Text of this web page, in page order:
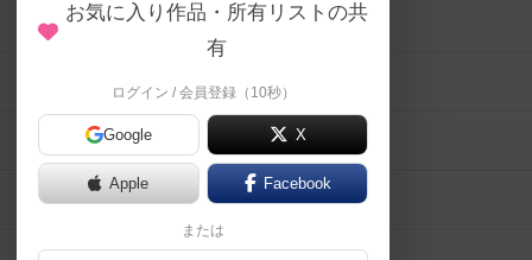
お気に入り作品・所有リストの共
有
ログイン / 会員登録（10秒）
Google X
Apple Facebook
または
メカニクス特集
掲示板・トピックス
ボドとも・会員一覧
ボードゲーム業界コラム